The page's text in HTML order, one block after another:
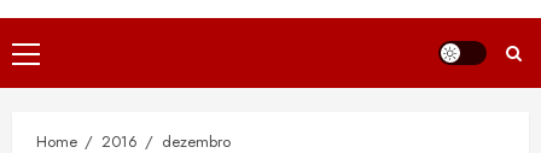
Primary
Menu
Home 2016 dezembro